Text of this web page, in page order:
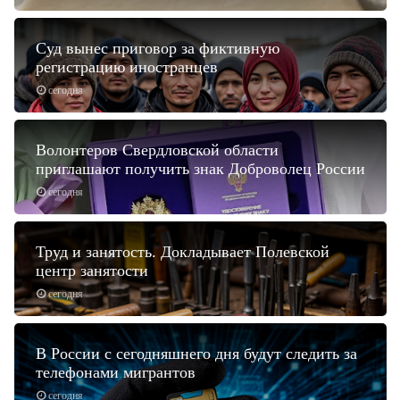
сегодня
Суд вынес приговор за фиктивную
регистрацию иностранцев
сегодня
Волонтеров Свердловской области
приглашают получить знак Доброволец России
сегодня
Труд и занятость. Докладывает Полевской
центр занятости
сегодня
В России с сегодняшнего дня будут следить за
телефонами мигрантов